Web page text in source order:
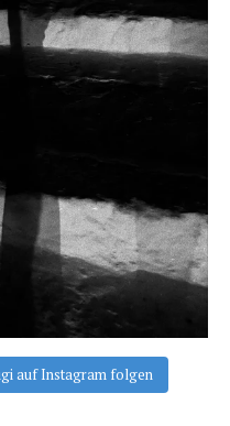
auf Instagram folgen